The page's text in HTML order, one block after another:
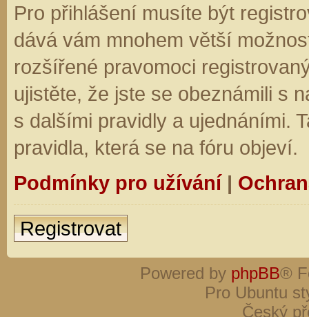
Pro přihlášení musíte být
dává vám mnohem větší
rozšířené pravomoci
ujistěte, že jste se obeznámili s
s dalšími pravidly a ujednáními.
pravidla, která se na fóru objeví.
Podmínky pro užívání|
Registrovat
Powered by phpBB®
Pro Ubuntu
Český